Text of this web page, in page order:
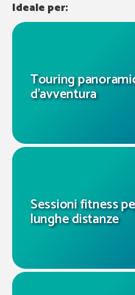
Ideale per:
Touring
d’avventura
Sessioni fitness
lunghe distanze